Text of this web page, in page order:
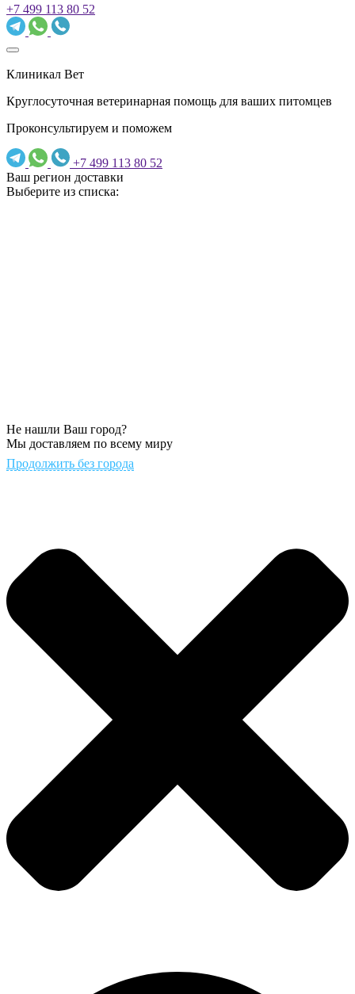
+7 499 113 80 52
Клиникал Вет
Круглосуточная ветеринарная помощь для ваших питомцев
Проконсультируем и поможем
+7 499 113 80 52
Ваш регион доставки
Выберите из списка:
Не нашли Ваш город?
Мы доставляем по всему миру
Продолжить без города